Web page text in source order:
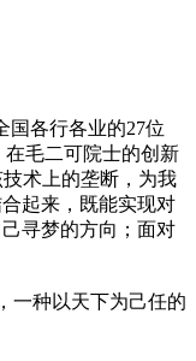
各行各业的27位
在毛二可院士的创新
术上的垄断，为我
起来，既能实现对
寻梦的方向；面对
一种以天下为己任的